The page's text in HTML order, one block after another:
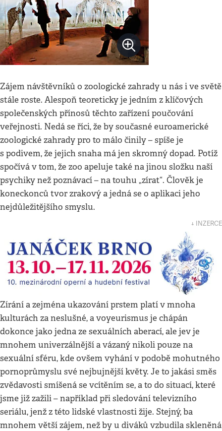
Zájem návštěvníků o zoologické zahrady u nás i ve světě
stále roste. Alespoň teoreticky je jedním z klíčových
společenských přínosů těchto zařízení poučování
veřejnosti. Nedá se říci, že by současné euroamerické
zoologické zahrady pro to málo činily – spíše je
s podivem, že jejich snaha má jen skromný dopad. Potíž
spočívá v tom, že zoo apeluje také na jinou složku naší
psychiky než poznávací – na touhu „zírat“. Člověk je
koneckonců tvor zrakový a jedná se o aplikaci jeho
nejdůležitějšího smyslu.
↓ INZERCE
Zírání a zejména ukazování prstem platí v mnoha
kulturách za neslušné, a voyeurismus je chápán
dokonce jako jedna ze sexuálních aberací, ale jev je
mnohem univerzálnější a vázaný nikoli pouze na
sexuální sféru, kde ovšem vyhání v podobě mohutného
pornoprůmyslu své nejbujnější květy. Je to jakási směs
zvědavosti smíšená se vcítěním se, a to do situací, které
jsme již zažili – například při sledování televizního
seriálu, jenž z této lidské vlastnosti žije. Stejný, ba
mnohem větší zájem, než by u diváků vzbudila skleněná